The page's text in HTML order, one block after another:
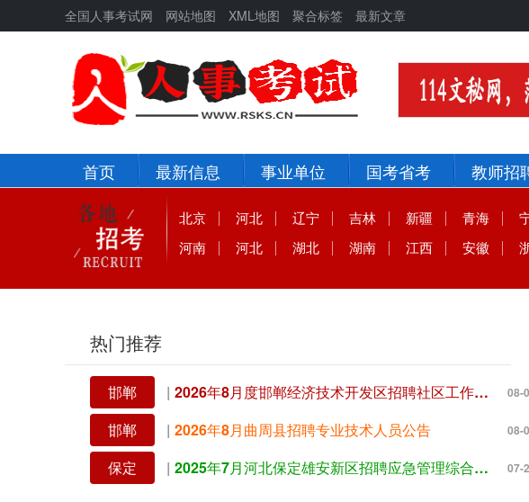
全国人事考试网 网站地图 XML地图 聚合标签 最新文章
首页 最新信息 事业单位 国考省考 教师招
北京 河北 辽宁 吉林 新疆 青海
河南
河北 湖北 湖南 江西 安徽
热门推荐
邯郸 | 2026年8月度邯郸经济技术开发区招聘社区工作者公告 08-
邯郸 | 2026年8月曲周县招聘专业技术人员公告 08-
保定 | 2025年7月河北保定雄安新区招聘应急管理综合行政执法技术检查员10人公告 07-